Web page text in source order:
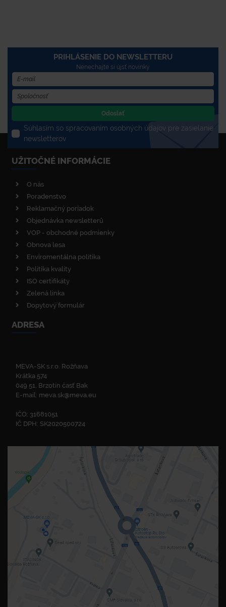
PRIHLÁSENIE DO NEWSLETTERU
Nenechajte si újsť novinky
Odoslať
Súhlasím so spracovaním osobných údajov pre zasielanie
newsletterov
UŽITOČNÉ INFORMÁCIE
O nás
Poradenstvo
Reklamačný poriadok
Objednávka newsletterů
VOP - obchodné podmienky
Obnova lesa
Enviromentálna politika
Politika kvality
ISO certifikáty
Zelená linka
Dopytový formulár
ADRESA
MEVA-SK s.r.o. Rožňava
Krátka 574
049 51, Brzotín časť Bak
E-mail: meva.sk@meva.eu
IČO: 31681051
IČ DPH: SK2020500724